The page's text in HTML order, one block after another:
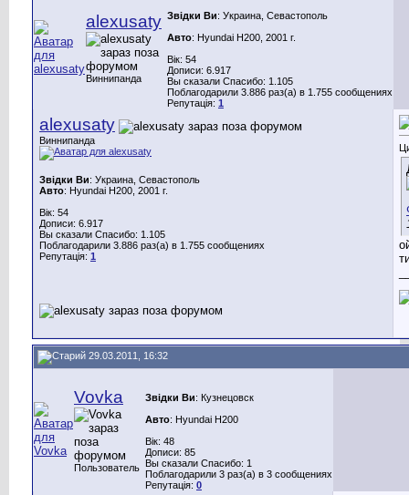
alexusaty
Виннипанда
Звідки Ви: Украина, Севастополь
Авто: Hyundai H200, 2001 г.
Вік: 54
Дописи: 6.917
Вы сказали Спасибо: 1.105
Поблагодарили 3.886 раз(а) в 1.755 сообщениях
Репутація: 1
alexusaty
Виннипанда
Звідки Ви: Украина, Севастополь
Авто: Hyundai H200, 2001 г.
Вік: 54
Дописи: 6.917
Вы сказали Спасибо: 1.105
Поблагодарили 3.886 раз(а) в 1.755 сообщениях
Репутація: 1
29.03.2011, 16:32
Vovka
Пользователь
Звідки Ви: Кузнецовск
Авто: Hyundai H200
Вік: 48
Дописи: 85
Вы сказали Спасибо: 1
Поблагодарили 3 раз(а) в 3 сообщениях
Репутація: 0